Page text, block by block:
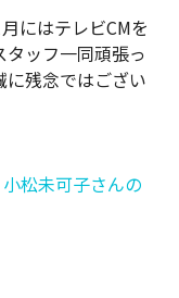
にはテレビCMを
ッフ一同頑張っ
残念ではござい
松未可子さんの